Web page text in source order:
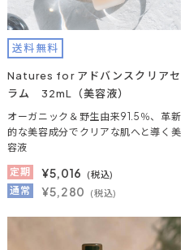
送料無料
Natures for アドバンスクリアセ
ラム 32mL（美容液）
オーガニック＆野生由来91.5％、革新
的な美容成分でクリアな肌へと導く美
容液
定期
¥5,016 (税込)
通常 ¥5,280 (税込)